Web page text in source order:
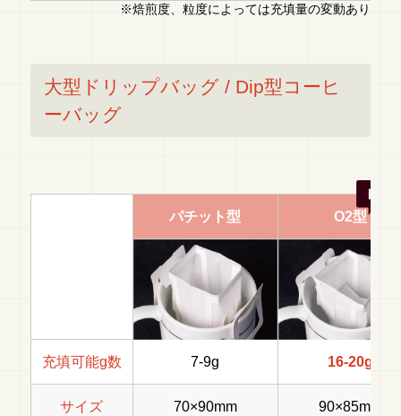
※焙煎度、粒度によっては充填量の変動あり
大型ドリップバッグ / Dip型コーヒ
ーバッグ
パチット型 O2型
充填可能g数 7-9g 16-20g
サイズ 70×90mm 90×85mm